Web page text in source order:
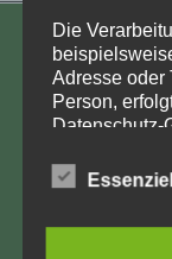
KONTAKT
Anja Röhl
12059 Berlin
Die
Adresse oder
Person,
Datenschutz-
und Zweck